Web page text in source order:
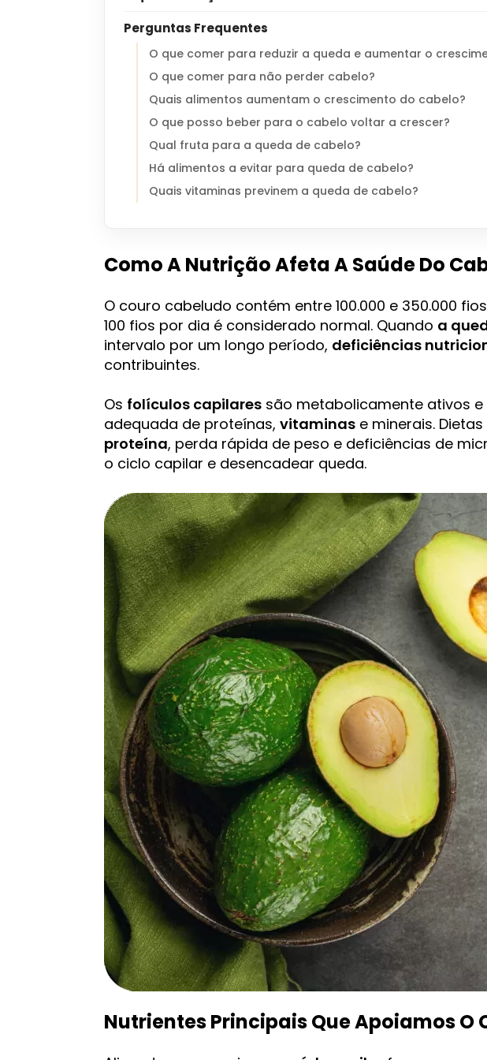
Perguntas Frequentes
O que comer para reduzir a queda e aumentar o
O que comer para não perder cabelo?
Quais alimentos aumentam o crescimento do cabelo?
O que posso beber para o cabelo voltar a crescer?
Qual fruta para a queda de cabelo?
Há alimentos a evitar para queda de cabelo?
Quais vitaminas previnem a queda de cabelo?
Como A Nutrição Afeta A Saúde Do
O couro cabeludo contém entre 100.000 e 350.000
100 fios por dia é considerado normal. Quando a
intervalo por um longo período, deficiências
contribuintes.
Os folículos capilares são metabolicamente ativos
adequada de proteínas, vitaminas e minerais.
proteína, perda rápida de peso e deficiências de
o ciclo capilar e desencadear queda.
Nutrientes Principais Que Apoiamos O